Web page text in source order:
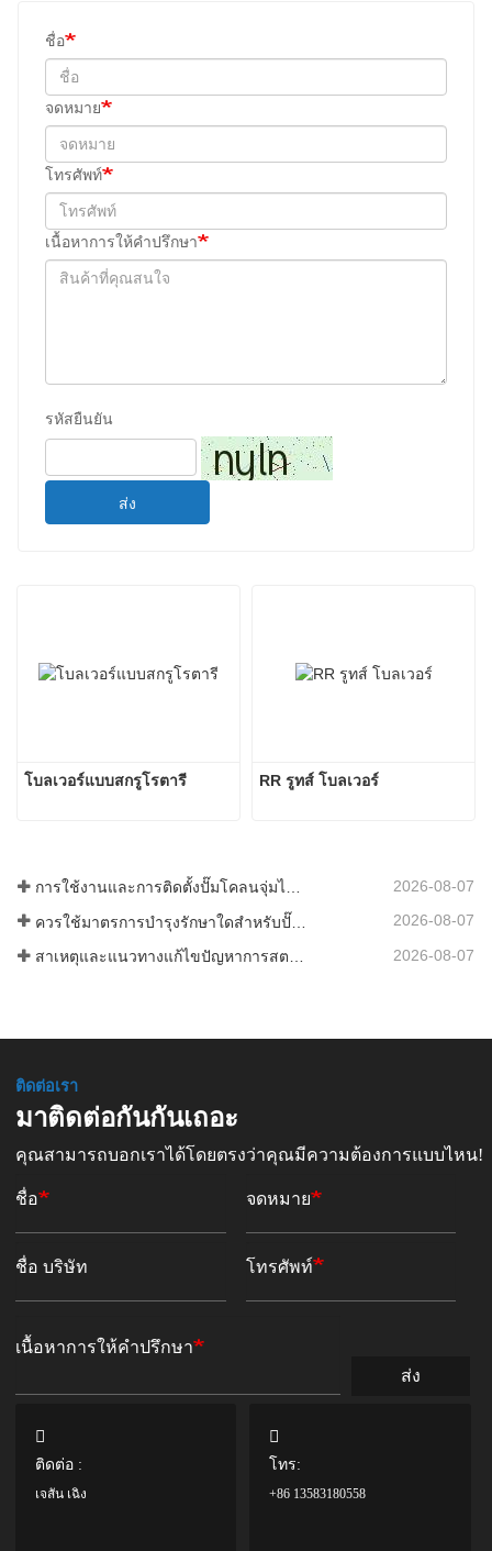
ชื่อ
จดหมาย
โทรศัพท์
เนื้อหาการให้คำปรึกษา
รหัสยืนยัน
ส่ง
โบลเวอร์แบบสกรูโรตารี RR รูทส์ โบลเวอร์
การใช้งานและการติดตั้งปั๊มโคลนจุ่มไร้ซีล 2026-08-07
2026-08-07
2026-08-07
ติดต่อเรา
มาติดต่อกันกันเถอะ
คุณสามารถบอกเราได้โดยตรงว่าคุณมีความต้องการแบบไหน!
ชื่อ จดหมาย
ชื่อ บริษัท โทรศัพท์
เนื้อหาการให้คำปรึกษา
ส่ง
ติดต่อ :
เจสัน เฉิง
โทร:
+86 13583180558